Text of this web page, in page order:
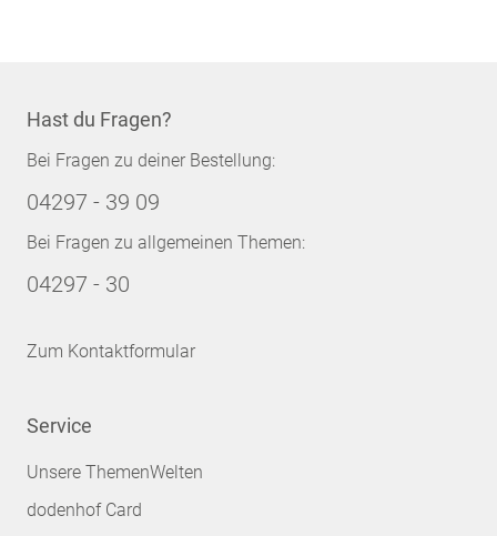
Hast du Fragen?
Bei Fragen zu deiner Bestellung:
04297 - 39 09
Bei Fragen zu allgemeinen Themen:
04297 - 30
Zum Kontaktformular
Service
Unsere ThemenWelten
dodenhof Card